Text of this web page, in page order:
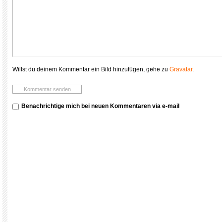
Willst du deinem Kommentar ein Bild hinzufügen, gehe zu Gravatar.
Benachrichtige mich bei neuen Kommentaren via e-mail